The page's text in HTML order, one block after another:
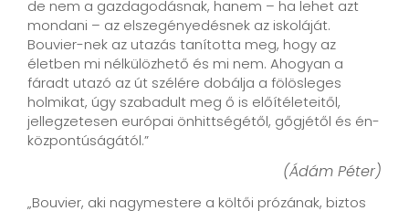
de nem a gazdagodásnak, hanem – ha lehet azt
mondani – az elszegényedésnek az iskoláját.
Bouvier-nek az utazás tanította meg, hogy az
életben mi nélkülözhető és mi nem. Ahogyan a
fáradt utazó az út szélére dobálja a fölösleges
holmikat, úgy szabadult meg ő is előítéleteitől,
jellegzetesen európai önhittségétől, gőgjétől és én-
központúságától.”
(Ádám Péter)
„Bouvier, aki nagymestere a költői prózának, biztos